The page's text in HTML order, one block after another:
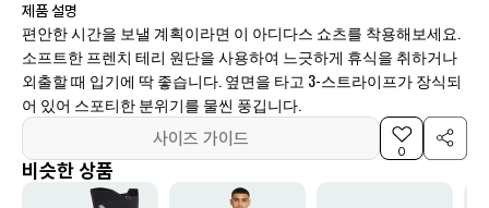
제품 설명
편안한 시간을 보낼 계획이라면 이 아디다스 쇼츠를 착용해보세요.
소프트한 프렌치 테리 원단을 사용하여 느긋하게 휴식을 취하거나
외출할 때 입기에 딱 좋습니다. 옆면을 타고 3-스트라이프가 장식되
어 있어 스포티한 분위기를 물씬 풍깁니다.
사이즈 가이드
0
비슷한 상품